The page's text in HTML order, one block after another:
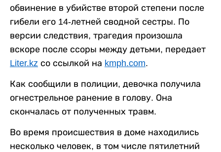
обвинение в убийстве второй степени после
гибели его 14-летней сводной сестры. По
версии следствия, трагедия произошла
вскоре после ссоры между детьми, передает
Liter.kz со ссылкой на kmph.com.
Как сообщили в полиции, девочка получила
огнестрельное ранение в голову. Она
скончалась от полученных травм.
Во время происшествия в доме находились
несколько человек, в том числе пятилетний